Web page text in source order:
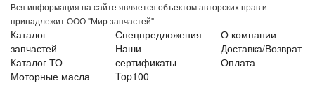
Вся информация на сайте является объектом авторских прав и
принадлежит ООО "Мир запчастей"
Каталог
запчастей
Каталог ТО
Моторные масла
Спецпредложения
Наши
сертификаты
Top100
О компании
Доставка/Возврат
Оплата